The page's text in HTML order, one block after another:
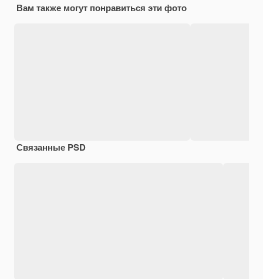
Вам также могут понравиться эти фото
Связанные PSD